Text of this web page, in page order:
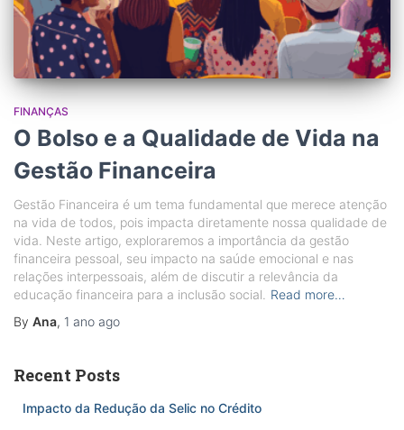
FINANÇAS
O Bolso e a Qualidade de Vida na
Gestão Financeira
Gestão Financeira é um tema fundamental que merece atenção
na vida de todos, pois impacta diretamente nossa qualidade de
vida. Neste artigo, exploraremos a importância da gestão
financeira pessoal, seu impacto na saúde emocional e nas
relações interpessoais, além de discutir a relevância da
educação financeira para a inclusão social.
Read more…
By Ana, 1 ano ago
Recent Posts
Impacto da Redução da Selic no Crédito